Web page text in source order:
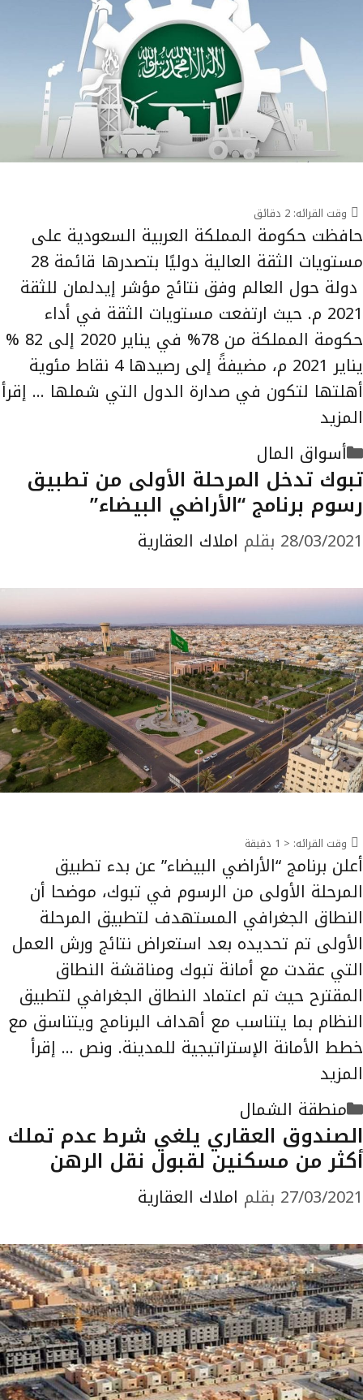
وقت القرائه: 2 دقائق
حافظت حكومة المملكة العربية السعودية على
مستويات الثقة العالية دوليًا بتصدرها قائمة 28
دولة حول العالم وفق نتائج مؤشر إيدلمان للثقة
2021 م. حيث ارتفعت مستويات الثقة في أداء
حكومة المملكة من 78% في يناير 2020 إلى 82 %
يناير 2021 م، مضيفةً إلى رصيدها 4 نقاط مئوية
أهلتها لتكون في صدارة الدول التي شملها … إقرأ
المزيد
التصنيفات
أسواق المال
تبوك تدخل المرحلة الأولى من تطبيق
رسوم برنامج “الأراضي البيضاء”
28/03/2021 بقلم املاك العقارية
وقت القرائه: < 1 دقيقة
أعلن برنامج “الأراضي البيضاء” عن بدء تطبيق
المرحلة الأولى من الرسوم في تبوك، موضحا أن
النطاق الجغرافي المستهدف لتطبيق المرحلة
الأولى تم تحديده بعد استعراض نتائج ورش العمل
التي عقدت مع أمانة تبوك ومناقشة النطاق
المقترح حيث تم اعتماد النطاق الجغرافي لتطبيق
النظام بما يتناسب مع أهداف البرنامج ويتناسق مع
خطط الأمانة الإستراتيجية للمدينة. ونص … إقرأ
المزيد
التصنيفات
منطقة الشمال
الصندوق العقاري يلغي شرط عدم تملك
أكثر من مسكنين لقبول نقل الرهن
27/03/2021 بقلم املاك العقارية